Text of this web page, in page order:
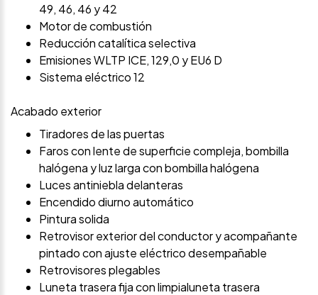
49, 46, 46 y 42
Motor de combustión
Reducción catalítica selectiva
Emisiones WLTP ICE, 129,0 y EU6 D
Sistema eléctrico 12
Acabado exterior
Tiradores de las puertas
Faros con lente de superficie compleja, bombilla
halógena y luz larga con bombilla halógena
Luces antiniebla delanteras
Encendido diurno automático
Pintura solida
Retrovisor exterior del conductor y acompañante
pintado con ajuste eléctrico desempañable
Retrovisores plegables
Luneta trasera fija con limpialuneta trasera